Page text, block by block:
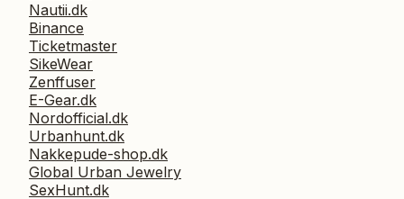
Nautii.dk
Binance
Ticketmaster
SikeWear
Zenffuser
E-Gear.dk
Nordofficial.dk
Urbanhunt.dk
Nakkepude-shop.dk
Global Urban Jewelry
SexHunt.dk